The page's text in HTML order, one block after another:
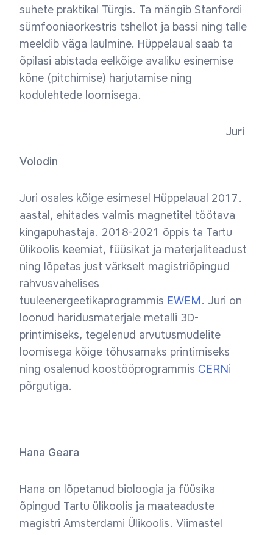
suhete praktikal Türgis. Ta mängib Stanfordi
sümfooniaorkestris tshellot ja bassi ning talle
meeldib väga laulmine. Hüppelaual saab ta
õpilasi abistada eelkõige avaliku esinemise
kõne (pitchimise) harjutamise ning
kodulehtede loomisega.
Juri
Volodin
Juri osales kõige esimesel Hüppelaual 2017.
aastal, ehitades valmis magnetitel töötava
kingapuhastaja. 2018-2021 õppis ta Tartu
ülikoolis keemiat, füüsikat ja materjaliteadust
ning lõpetas just värkselt magistriõpingud
rahvusvahelises
tuuleenergeetikaprogrammis EWEM. Juri on
loonud haridusmaterjale metalli 3D-
printimiseks, tegelenud arvutusmudelite
loomisega kõige tõhusamaks printimiseks
ning osalenud koostööprogrammis CERNi
põrgutiga.
Hana Geara
Hana on lõpetanud bioloogia ja füüsika
õpingud Tartu ülikoolis ja maateaduste
magistri Amsterdami Ülikoolis. Viimastel